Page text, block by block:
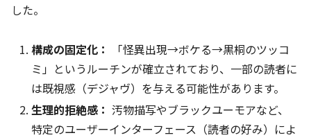
した。
構成の固定化：
「怪異出現→ボケる→黒桐のツッコ
ミ」というルーチンが確立されており、一部の読者に
は既視感（デジャヴ）を与える可能性があります。
生理的拒絶感： 汚物描写やブラックユーモアなど、
特定のユーザーインターフェース（読者の好み）によ